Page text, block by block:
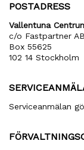
POSTADRESS
Vallentuna
c/o Fastpartner AB
Box 55625
102 14 Stockholm
Serviceanmälan